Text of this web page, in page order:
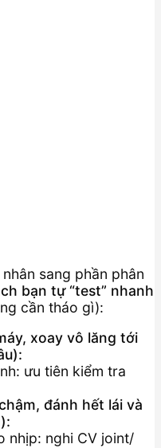
sang phần phân
bạn tự “test” nhanh
cần tháo gì):
xoay vô lăng tới
ưu tiên kiểm tra
đánh hết lái và
nhịp: nghi CV joint/